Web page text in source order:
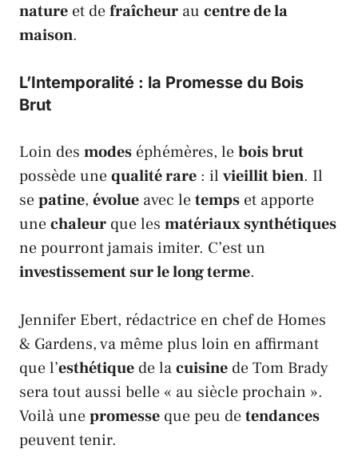
nature et defraîcheur au centre de la
maison.
L’Intemporalité : la Promesse du Bois
Brut
Loin des modes éphémères, lebois brut
possède unequalité rare : il vieillit bien. Il
sepatine, évolue avec letemps et apporte
unechaleur que les matériaux synthétiques
ne pourront jamais imiter. C’est un
investissement sur le long terme.
Jennifer Ebert, rédactrice en chef de Homes
& Gardens, va même plus loin en affirmant
que l’esthétique de lacuisine deTom Brady
sera tout aussi belle « au siècle prochain ».
Voilà unepromesse que peu detendances
peuvent tenir.